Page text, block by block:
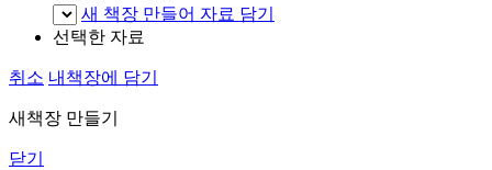
새 책장 만들어 자료 담기
선택한 자료
취소 내책장에 담기
새책장 만들기
닫기